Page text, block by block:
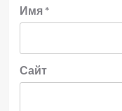
Имя *
Сайт